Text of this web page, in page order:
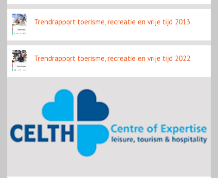
Trendrapport toerisme, recreatie en vrije tijd 2013
Trendrapport toerisme, recreatie en vrije tijd 2022